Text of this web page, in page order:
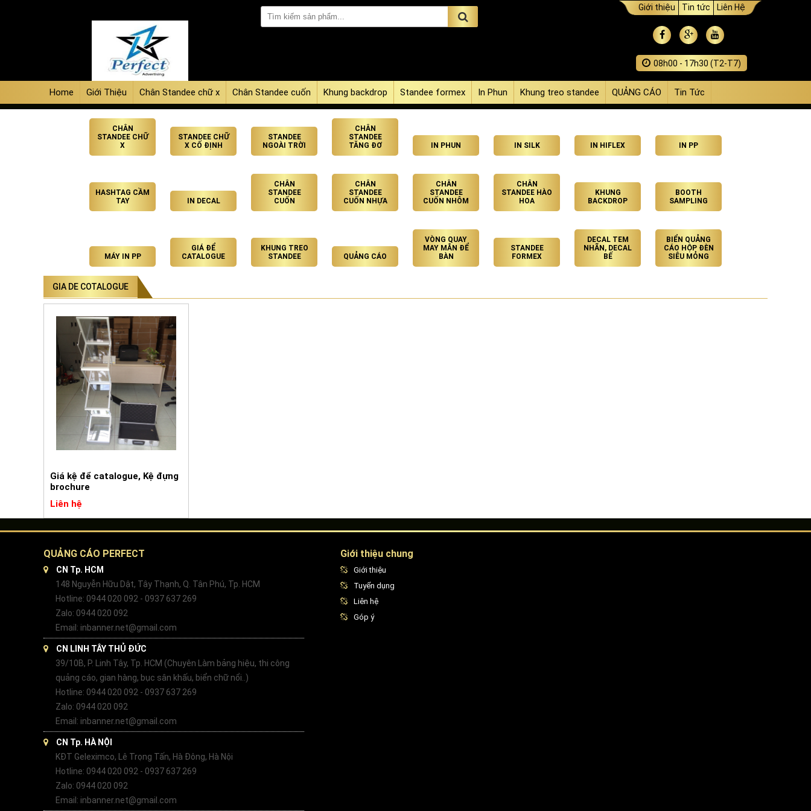
Giới thiệu Tin tức Liên Hệ
08h00 - 17h30 (T2-T7)
Home Giới Thiệu Chân Standee chữ x Chân Standee cuốn Khung backdrop Standee formex In Phun Khung treo standee QUẢNG CÁO Tin Tức
CHÂN
STANDEE CHỮ
X
STANDEE CHỮ
X CỐ ĐỊNH
STANDEE
NGOÀI TRỜI
CHÂN
STANDEE
TĂNG ĐƠ
IN PHUN IN SILK IN HIFLEX IN PP
HASHTAG CẦM
TAY
IN DECAL
CHÂN
STANDEE
CUỐN
CHÂN
STANDEE
CUỐN NHỰA
CHÂN
STANDEE
CUỐN NHÔM
CHÂN
STANDEE HÀO
HOA
KHUNG
BACKDROP
BOOTH
SAMPLING
MÁY IN PP
GIÁ ĐỂ
CATALOGUE
KHUNG TREO
STANDEE
QUẢNG CÁO
VÒNG QUAY
MAY MẮN ĐỂ
BÀN
STANDEE
FORMEX
DECAL TEM
NHÃN, DECAL
BẾ
BIỂN QUẢNG
CÁO HỘP ĐÈN
SIÊU MỎNG
GIA DE COTALOGUE
brochure
Giá để tài liệuA4 ( cách gọi khác:
giá kệ
để catalogue 6 tầng)
Giá kệ để catalogue, Kệ đựng
brochure
Liên hệ
QUẢNG CÁO PERFECT
CN Tp. HCM
148 Nguyễn Hữu Dật, Tây Thạnh, Q. Tân Phú, Tp. HCM
Hotline: 0944 020 092 - 0937 637 269
Zalo: 0944 020 092
Email: inbanner.net@gmail.com
CN LINH TÂY THỦ ĐỨC
39/10B, P. Linh Tây, Tp. HCM (Chuyên Làm bảng hiệu, thi công
quảng cáo, gian hàng, bục sân khấu, biển chữ nổi..)
Hotline: 0944 020 092 - 0937 637 269
Zalo: 0944 020 092
Email: inbanner.net@gmail.com
CN Tp. HÀ NỘI
KĐT Geleximco, Lê Trọng Tấn, Hà Đông, Hà Nội
Hotline: 0944 020 092 - 0937 637 269
Zalo: 0944 020 092
Email: inbanner.net@gmail.com
Giới thiệu chung
Giới thiệu
Tuyển dụng
Liên hệ
Góp ý